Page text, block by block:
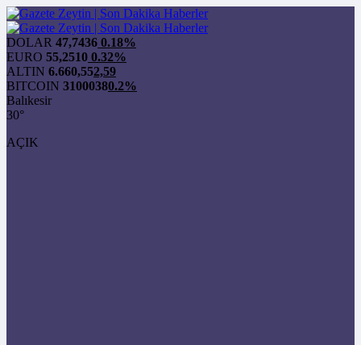
DOLAR 47,7436 0.18%
EURO 55,2510 0.32%
ALTIN 6.660,552,59
BITCOIN 31000380.2%
Balıkesir
30°
AÇIK